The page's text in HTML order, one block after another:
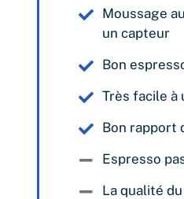
Moussage
un capteur
Bon
Très facile à
Bon rapport
Espresso
La qualité